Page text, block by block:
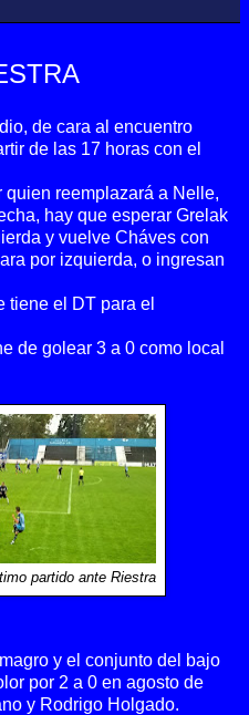
de cara al encuentro
de las 17 horas con el
quien reemplazará a Nelle,
hay que esperar Grelak
y vuelve Cháves con
por izquierda, o ingresan
tiene el DT para el
de golear 3 a 0 como local
partido ante Riestra
y el conjunto del bajo
por 2 a 0 en agosto de
y Rodrigo Holgado.